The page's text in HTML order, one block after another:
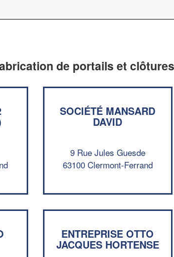
de portails et
SOCIÉTÉ MANSARD
DAVID
9 Rue Jules Guesde
63100 Clermont-Ferrand
ENTREPRISE OTTO
JACQUES HORTENSE